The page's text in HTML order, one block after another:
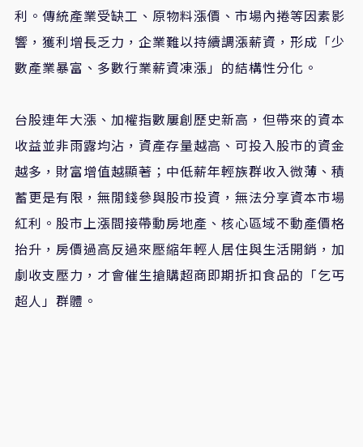
利。傳統產業受缺工、原物料漲價、市場內捲等因素影
響，獲利增長乏力，企業難以持續調漲薪資，形成「少
數產業暴富、多數行業薪資凍漲」的結構性分化。
台股連年大漲、加權指數屢創歷史新高，但帶來的資本
收益並非雨露均沾，資產存量越高、可投入股市的資金
越多，財富增值越顯著；中低薪年輕族群收入微薄、積
蓄更是有限，無閒錢參與股市投資，無法分享資本市場
紅利。股市上漲間接帶動房地產、核心區域不動產價格
抬升，房價過高反過來壓縮年輕人居住與生活開銷，加
劇收支壓力，才會催生搶購超商即期折扣食品的「乞丐
超人」群體。